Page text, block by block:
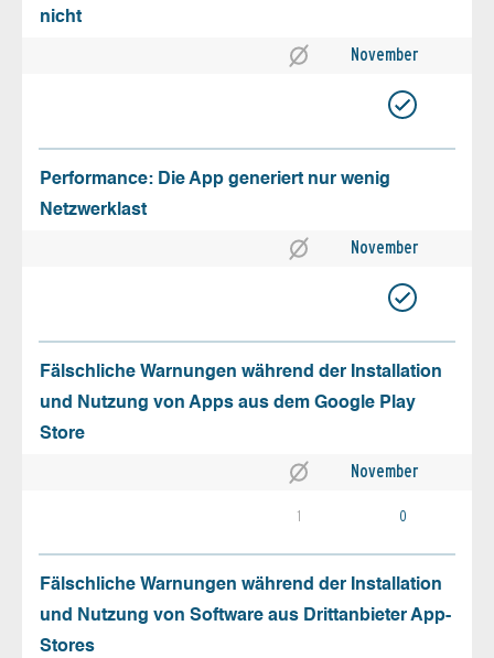
nicht
November
Performance: Die App generiert nur wenig
Netzwerklast
November
Fälschliche Warnungen während der Installation
und Nutzung von Apps aus dem Google Play
Store
November
1 0
Fälschliche Warnungen während der Installation
und Nutzung von Software aus Drittanbieter App-
Stores